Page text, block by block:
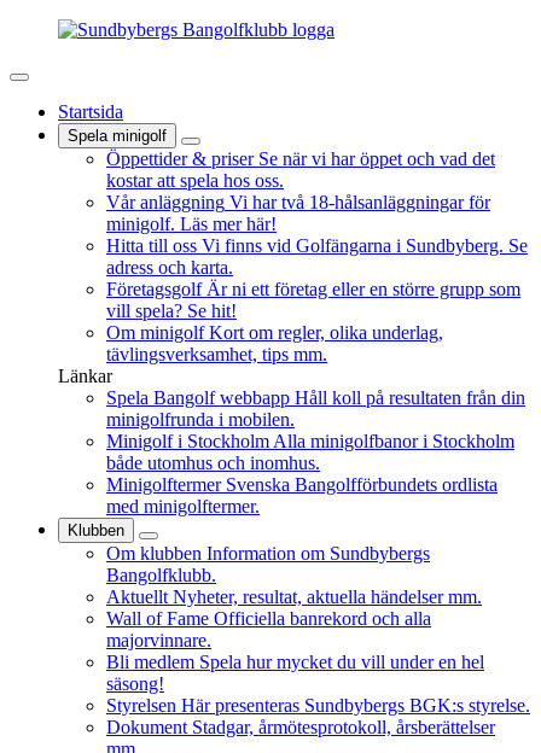
Startsida
Spela minigolf
Öppettider & priser Se när vi har öppet och vad det
kostar att spela hos oss.
Vår anläggning Vi har två 18-hålsanläggningar för
minigolf. Läs mer här!
Hitta till oss Vi finns vid Golfängarna i Sundbyberg. Se
adress och karta.
Företagsgolf Är ni ett företag eller en större grupp som
vill spela? Se hit!
Om minigolf Kort om regler, olika underlag,
tävlingsverksamhet, tips mm.
Länkar
Spela Bangolf webbapp Håll koll på resultaten från din
minigolfrunda i mobilen.
Minigolf i Stockholm Alla minigolfbanor i Stockholm
både utomhus och inomhus.
Minigolftermer Svenska Bangolfförbundets ordlista
med minigolftermer.
Klubben
Om klubben Information om Sundbybergs
Bangolfklubb.
Aktuellt Nyheter, resultat, aktuella händelser mm.
Wall of Fame Officiella banrekord och alla
majorvinnare.
Bli medlem Spela hur mycket du vill under en hel
säsong!
Styrelsen Här presenteras Sundbybergs BGK:s styrelse.
Dokument Stadgar, årmötesprotokoll, årsberättelser
mm.